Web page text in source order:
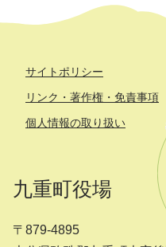
サイトポリシー
リンク・著作権・免責事項
個人情報の取り扱い
九重町役場
〒879-4895